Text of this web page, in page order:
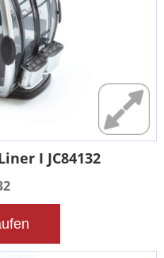
I JC84132